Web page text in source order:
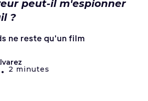
peut-il m'espionner
?
ne reste qu'un film
• 2 minutes